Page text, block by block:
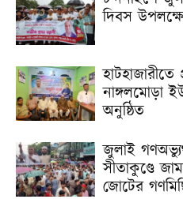
দিবস
নাঙ্গলমোড়া
অনুষ্ঠিত
জুলাই
সীতাকুণ্ডে
জোটের